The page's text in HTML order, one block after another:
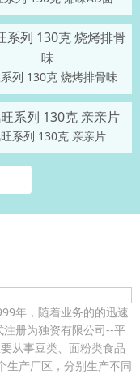
列 130克 烧烤排骨味
系列 130克 亲亲片
年，随着业务的的迅速
册为独资有限公司--平
从事豆类、面粉类食品
生产厂区，分别生产不同